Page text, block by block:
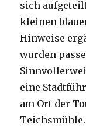
sich
kleinen
Hinweise
wurden
eine
am Ort der